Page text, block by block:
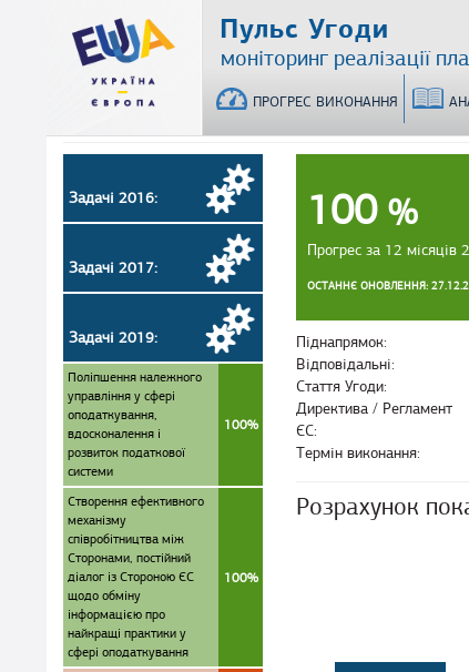
Пульс Угоди
моніторинг реалізації
ПРОГРЕС ВИКОНАННЯ
100 %
Прогрес за 12 місяців
ОСТАННЄ ОНОВЛЕННЯ:
Піднапрямок:
Відповідальні:
Стаття Угоди:
Директива / Регламент
ЄС:
Термін виконання:
Розрахунок
Задачі 2016:
Задачі 2017:
Задачі 2019:
Поліпшення належного
управління у сфері
оподаткування,
вдосконалення і
розвиток податкової
системи
100%
Створення ефективного
механізму
співробітництва між
Сторонами, постійний
діалог із Стороною ЄС
щодо обміну
інформацією про
найкращі практики у
сфері оподаткування
100%